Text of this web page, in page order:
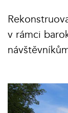
v rámci